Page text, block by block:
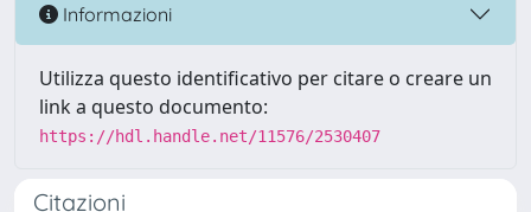
Informazioni
Utilizza questo identificativo per citare o creare un
link a questo documento:
https://hdl.handle.net/11576/2530407
Citazioni